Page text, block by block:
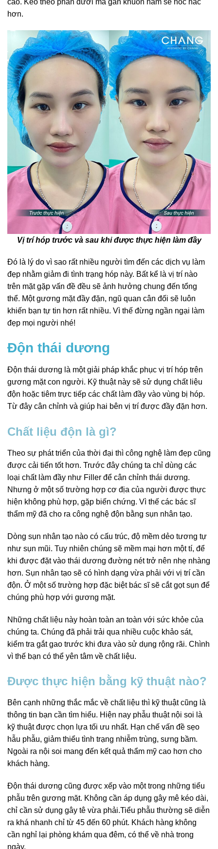
hơn.
Vị trí hóp trước và sau khi được thực hiện làm đầy
Đó là lý do vì sao rất nhiều người tìm đến các dịch vụ làm
đẹp nhằm giảm đi tình trạng hóp này. Bất kể là vị trí nào
trên mặt gặp vấn đề đều sẽ ảnh hưởng chung đến tổng
thể. Một gương mặt đầy đặn, ngũ quan cân đối sẽ luôn
khiến bạn tự tin hơn rất nhiều. Vì thế đừng ngần ngại làm
đẹp mọi người nhé!
Độn thái dương
Độn thái dương là một giải pháp khắc phục vị trí hóp trên
gương mặt con người. Kỹ thuật này sẽ sử dụng chất liệu
độn hoặc tiêm trực tiếp các chất làm đầy vào vùng bị hóp.
Từ đây cân chỉnh và giúp hai bên vị trí được đầy đặn hơn.
Chất liệu độn là gì?
Theo sự phát triển của thời đại thì công nghệ làm đẹp cũng
được cải tiến tốt hơn. Trước đây chúng ta chỉ dùng các
loại chất làm đầy như Filler để cân chỉnh thái dương.
Nhưng ở một số trường hợp cơ địa của người được thực
hiện không phù hợp, gặp biến chứng. Vì thế các bác sĩ
thẩm mỹ đã cho ra công nghệ độn bằng sụn nhân tạo.
Dòng sụn nhân tạo nào có cấu trúc, độ mềm dẻo tương tự
như sụn mũi. Tuy nhiên chúng sẽ mềm mại hơn một tí, để
khi được đặt vào thái dương đường nét trở nên nhẹ nhàng
hơn. Sụn nhân tạo sẽ có hình dạng vừa phải với vị trí cần
độn. Ở một số trường hợp đặc biệt bác sĩ sẽ cắt gọt sụn để
chúng phù hợp với gương mặt.
Những chất liệu này hoàn toàn an toàn với sức khỏe của
chúng ta. Chúng đã phải trải qua nhiều cuộc khảo sát,
kiểm tra gắt gao trước khi đưa vào sử dụng rộng rãi. Chình
vì thế bạn có thể yên tâm về chất liệu.
Được thực hiện bằng kỹ thuật nào?
Bên cạnh những thắc mắc về chất liệu thì kỹ thuật cũng là
thông tin bạn cần tìm hiểu. Hiện nay phẫu thuật nội soi là
kỹ thuật được chọn lựa tối ưu nhất. Hạn chế vấn đề sẹo
hẫu phẫu, giảm thiểu tình trạng nhiễm trùng, sưng bầm.
Ngoài ra nội soi mang đến kết quả thẩm mỹ cao hơn cho
khách hàng.
Độn thái dương cũng được xếp vào một trong những tiểu
phẫu trên gương mặt. Không cần áp dụng gây mê kéo dài,
chỉ cần sử dụng gây tê vừa phải.Tiểu phẫu thường sẽ diễn
ra khá nhanh chỉ từ 45 đến 60 phút. Khách hàng không
cần nghỉ lại phòng khám qua đêm, có thể về nhà trong
ngày.